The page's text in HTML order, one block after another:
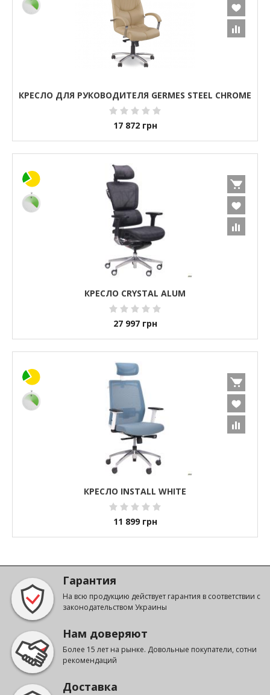
КРЕСЛО ДЛЯ РУКОВОДИТЕЛЯ GERMES STEEL CHROME
17 872 грн
КРЕСЛО CRYSTAL ALUM
27 997 грн
КРЕСЛО INSTALL WHITE
11 899 грн
Гарантия
На всю продукцию действует гарантия в соответствии с
законодательством Украины
Нам доверяют
Более 15 лет на рынке. Довольные покупатели, сотни
рекомендаций
Доставка